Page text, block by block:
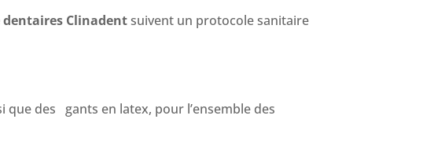
dentaires Clinadentsuivent un protocole sanitaire
que des gants en latex, pour l’ensemble des